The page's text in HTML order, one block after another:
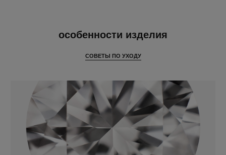
особенности изделия
СОВЕТЫ ПО УХОДУ